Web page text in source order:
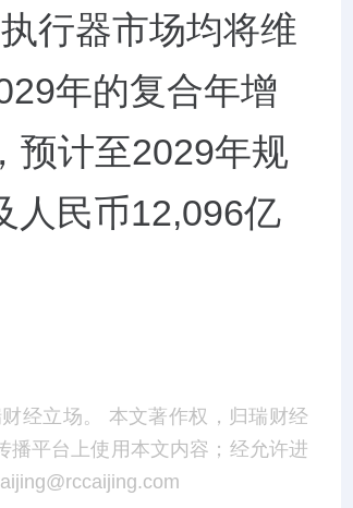
行器市场均将维
年的复合年增
预计至2029年规
人民币12,096亿
经立场。 本文著作权，归瑞财经
播平台上使用本文内容；经允许进